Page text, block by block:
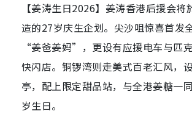
【姜涛生日2026】姜涛香港后援会将
造的27岁庆生企划。尖沙咀惊喜首发
“姜爸姜妈”，更设有应援电车与匹
快闪店。铜锣湾则走美式百老汇风，
亭，配上限定甜品站，与全港姜糖一
岁生日。